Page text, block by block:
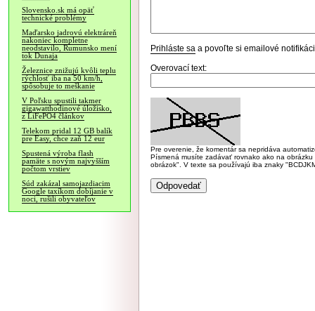
Slovensko.sk má opäť
technické problémy
Maďarsko jadrovú elektráreň
nakoniec kompletne
neodstavilo, Rumunsko mení
tok Dunaja
Železnice znižujú kvôli teplu
rýchlosť iba na 50 km/h,
spôsobuje to meškanie
V Poľsku spustili takmer
gigawatthodinové úložisko,
z LiFePO4 článkov
Telekom pridal 12 GB balík
pre Easy, chce zaň 12 eur
Spustená výroba flash
pamäte s novým najvyšším
počtom vrstiev
Súd zakázal samojazdiacim
Google taxíkom dobíjanie v
noci, rušili obyvateľov
Prihláste sa a povoľte si emailové
Overovací text:
Pre overenie, že komentár sa nepridáva
Písmená musíte zadávať rovnako ako na
obrázok". V texte sa používajú iba znaky